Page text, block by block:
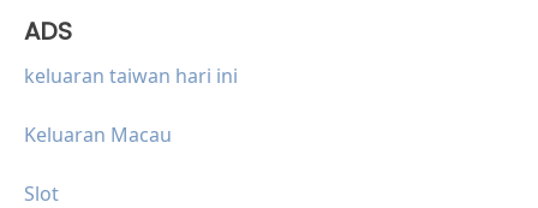
ADS
keluaran taiwan hari ini
Keluaran Macau
Slot